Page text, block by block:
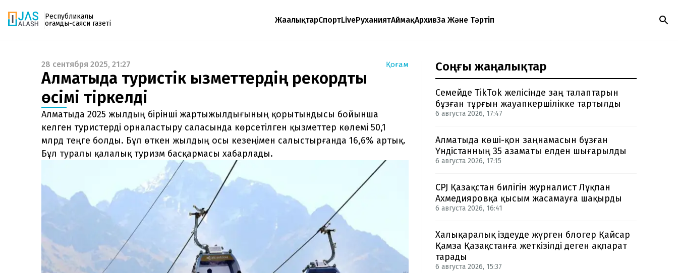
Республикалық
қоғамдық-саяси газеті
ЖаңалықтарСпортLiveРуханиятАймақАрхивЗаң Және Тәртіп
Газетке жазылу
PDF форматтағы газетті ай сайын электронды
поштаңызға алып отырыңыз. Жаңа нөмір
шыққан сәтте сізге бірден жіберіледі. Тек email
енгізіңіз, біз қалғанын өзіміз жібереміз.
28 сентября 2025, 21:27 Қоғам
Алматыда туристік қызметтердің рекордтық
өсімі тіркелді
Алматыда 2025 жылдың бірінші жартыжылдығының қорытындысы бойынша
келген туристерді орналастыру саласында көрсетілген қызметтер көлемі 50,1
млрд теңге болды. Бұл өткен жылдың осы кезеңімен салыстырғанда 16,6% артық.
Бұл туралы қалалық туризм басқармасы хабарлады.
Соңғы жаңалықтар
Семейде TikTok желісінде заң талаптарын
бұзған тұрғын жауапкершілікке тартылды
6 августа 2026, 17:47
Алматыда көші-қон заңнамасын бұзған
Үндістанның 35 азаматы елден шығарылды
6 августа 2026, 17:15
CPJ Қазақстан билігін журналист Лұқпан
Ахмедияровқа қысым жасамауға шақырды
6 августа 2026, 16:41
Халықаралық іздеуде жүрген блогер Қайсар
Қамза Қазақстанға жеткізілді деген ақпарат
тарады
6 августа 2026, 15:37